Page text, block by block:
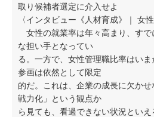
取り候補者選定に介入せよ
〈インタビュー《人材育成》｜ 女性
女性の就業率は年々高まり、すで
な担い手となってい
る。一方で、女性管理職比率はい
参画は依然として限定
的だ。これは、企業の成長に欠かせ
戦力化」という観点か
ら見ても、看過できない状況とい